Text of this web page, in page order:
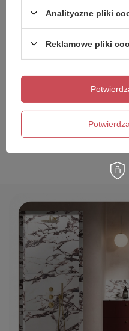
Dodaj własne zdjęcie
Analityczne pliki
Reklamowe pliki